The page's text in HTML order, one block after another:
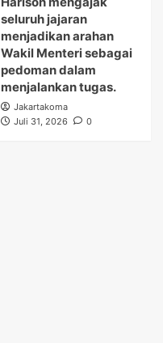
seluruh jajaran
menjadikan arahan
Wakil Menteri sebagai
pedoman dalam
menjalankan tugas.
Jakartakoma
Juli 31, 2026
0